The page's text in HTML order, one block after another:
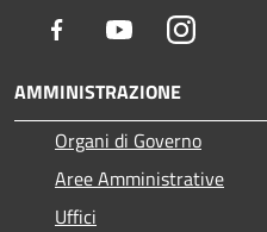
Facebook YoutubeInstagram
AMMINISTRAZIONE
Organi di Governo
Aree Amministrative
Uffici